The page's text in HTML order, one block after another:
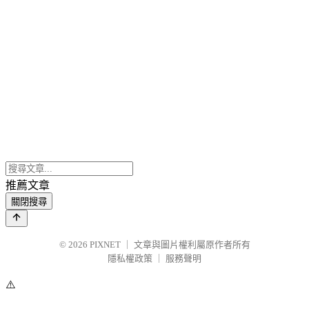
推薦文章
關閉搜尋
© 2026 PIXNET
文章與圖片權利屬原作者所有
隱私權政策
服務聲明
⚠️